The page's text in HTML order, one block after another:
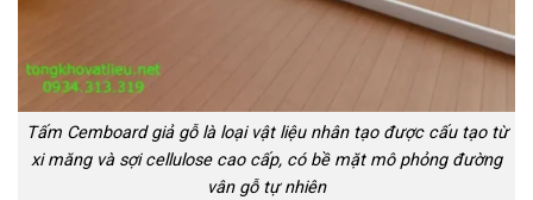
Tấm Cemboard giả gỗ là loại vật liệu nhân tạo được cấu tạo từ
xi măng và sợi cellulose cao cấp, có bề mặt mô phỏng đường
vân gỗ tự nhiên